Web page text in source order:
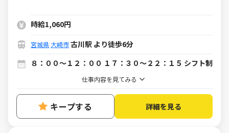
時給1,060円
宮城県 大崎市古川駅 より徒歩6分
８：００～１２：００ １７：３０～２２：１５ シフト制
仕事内容を見てみる
キープする 詳細を見る